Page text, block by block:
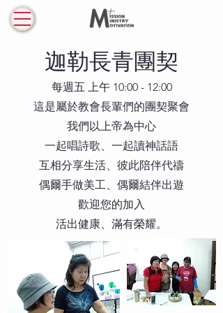
​迦勒長青團契
每週五 上午 10:00 - 12:00
這是屬於教會長輩們的團契聚會
我們以上帝為中心
一起唱詩歌、一起讀神話語
互相分享生活、彼此陪伴代禱
偶爾手做美工、偶爾結伴出遊
歡迎您的加入
活出健康、滿有榮耀。